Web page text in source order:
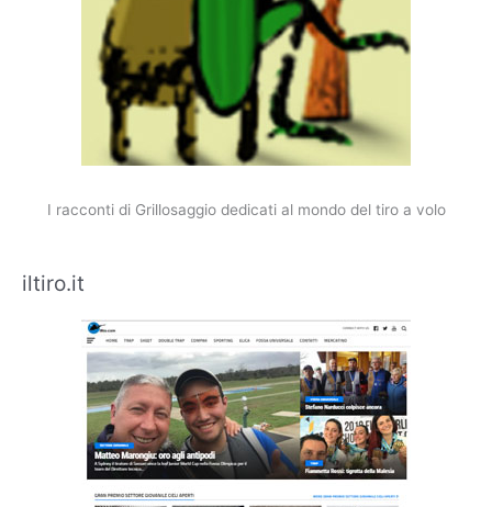
I racconti di Grillosaggio dedicati al mondo del tiro a volo
iltiro.it